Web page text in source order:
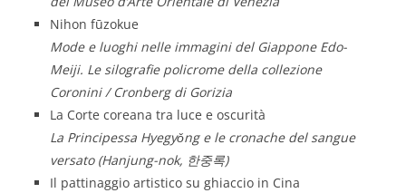
Nihon fūzokue
Mode e luoghi nelle immagini del Giappone Edo-
Meiji. Le silografie policrome della collezione
Coronini / Cronberg di Gorizia
La Corte coreana tra luce e oscurità
La Principessa Hyegyǒng e le cronache del sangue
versato (Hanjung-nok, 한중록)
Il pattinaggio artistico su ghiaccio in Cina